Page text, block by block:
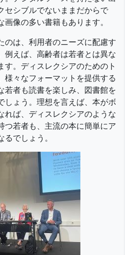
セシブルでないままだからで
画像の多い書籍もあります。
のは、利用者のニーズに配慮す
例えば、高齢者は若者とは異な
す。ディスレクシアのためのト
様々なフォーマットを提供する
若者も読書を楽しみ、図書館を
しょう。理想を言えば、本がボ
れば、ディスレクシアのような
つ若者も、主流の本に簡単にア
るでしょう。